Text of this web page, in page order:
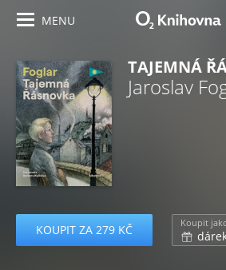
MENU
TAJEMNÁ
Jaroslav
KOUPIT ZA 279 KČ Koupit